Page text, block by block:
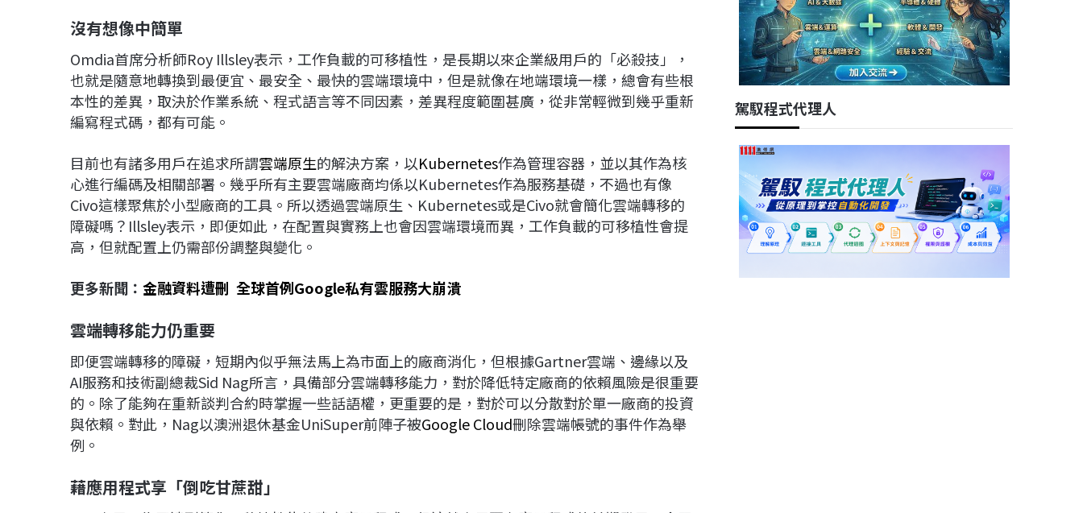
沒有想像中簡單
Omdia首席分析師Roy Illsley表示，工作負載的可移植性，是長期以來企業級用戶的「必殺技」，
也就是隨意地轉換到最便宜、最安全、最快的雲端環境中，但是就像在地端環境一樣，總會有些根
本性的差異，取決於作業系統、程式語言等不同因素，差異程度範圍甚廣，從非常輕微到幾乎重新
編寫程式碼，都有可能。
目前也有諸多用戶在追求所謂雲端原生的解決方案，以Kubernetes作為管理容器，並以其作為核
心進行編碼及相關部署。幾乎所有主要雲端廠商均係以Kubernetes作為服務基礎，不過也有像
Civo這樣聚焦於小型廠商的工具。所以透過雲端原生、Kubernetes或是Civo就會簡化雲端轉移的
障礙嗎？Illsley表示，即便如此，在配置與實務上也會因雲端環境而異，工作負載的可移植性會提
高，但就配置上仍需部份調整與變化。
更多新聞： 金融資料遭刪 全球首例Google私有雲服務大崩潰
雲端轉移能力仍重要
即便雲端轉移的障礙，短期內似乎無法馬上為市面上的廠商消化，但根據Gartner雲端、邊緣以及
AI服務和技術副總裁Sid Nag所言，具備部分雲端轉移能力，對於降低特定廠商的依賴風險是很重要
的。除了能夠在重新談判合約時掌握一些話語權，更重要的是，對於可以分散對於單一廠商的投資
與依賴。對此，Nag以澳洲退休基金UniSuper前陣子被Google Cloud刪除雲端帳號的事件作為舉
例。
藉應用程式享「倒吃甘蔗甜」
駕馭程式代理人